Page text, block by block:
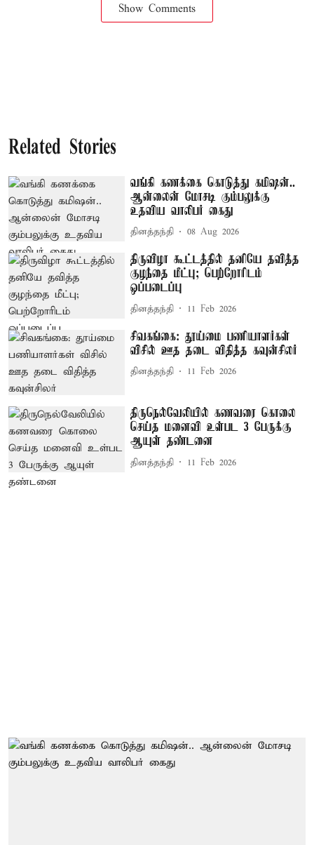
Show Comments
Related Stories
வங்கி கணக்கை கொடுத்து கமிஷன்..
ஆன்லைன் மோசடி கும்பலுக்கு
உதவிய வாலிபர் கைது
தினத்தந்தி 08 Aug 2026
திருவிழா கூட்டத்தில் தனியே தவித்த
குழந்தை மீட்பு; பெற்றோரிடம்
ஒப்படைப்பு
தினத்தந்தி 11 Feb 2026
சிவகங்கை: தூய்மை பணியாளர்கள்
விசில் ஊத தடை விதித்த கவுன்சிலர்
தினத்தந்தி 11 Feb 2026
திருநெல்வேலியில் கணவரை கொலை
செய்த மனைவி உள்பட 3 பேருக்கு
ஆயுள் தண்டனை
தினத்தந்தி 11 Feb 2026